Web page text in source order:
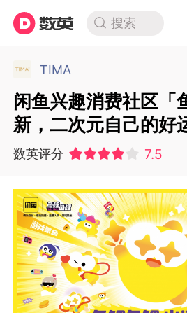
搜索
TIMA
闲鱼兴趣消费社区「
新，二次元自己的好
数英评分 7.5